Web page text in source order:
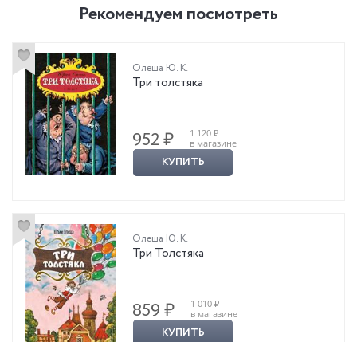
Рекомендуем посмотреть
Олеша Ю. К.
Три толстяка
952 ₽
1 120 ₽
в магазине
КУПИТЬ
Олеша Ю. К.
Три Толстяка
859 ₽
1 010 ₽
в магазине
КУПИТЬ